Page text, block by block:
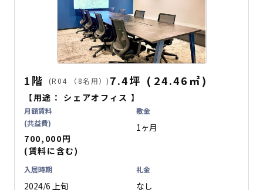
1階 (R04 （8名用）) 7.4坪 ( 24.46 ㎡)
【用途： シェアオフィス 】
月額賃料
(共益費)
700,000円
(賃料に含む)
敷金
1ヶ月
入居時期
2024/6 上旬
礼金
なし